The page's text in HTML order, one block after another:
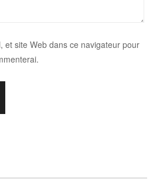
et site Web dans ce navigateur pour